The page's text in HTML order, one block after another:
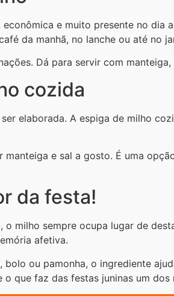
e muito presente no dia
da manhã, no lanche ou até no
Dá para servir com
cozida
elaborada. A espiga de milho
manteiga e sal a gosto. É uma
da festa!
o milho sempre ocupa lugar de
afetiva.
bolo ou pamonha, o ingrediente
o que faz das festas juninas um